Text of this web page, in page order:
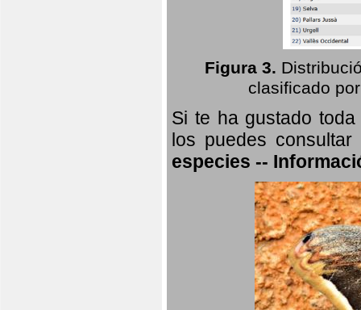
Figura 3.
clasificado
Si te ha gustado
los puedes
especies --